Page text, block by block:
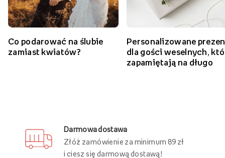
Co podarować na ślubie
zamiast kwiatów?
Personalizowane
dla gości weselnych,
zapamiętają na długo
Darmowa dostawa
Złóż zamówienie za minimum 89 zł
i ciesz się darmową dostawą!